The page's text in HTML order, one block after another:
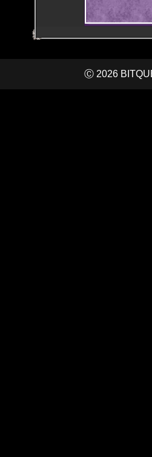
Ⓒ 2026